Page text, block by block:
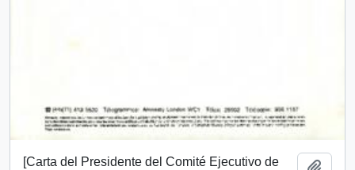
[Carta del Presidente del Comité Ejecutivo de